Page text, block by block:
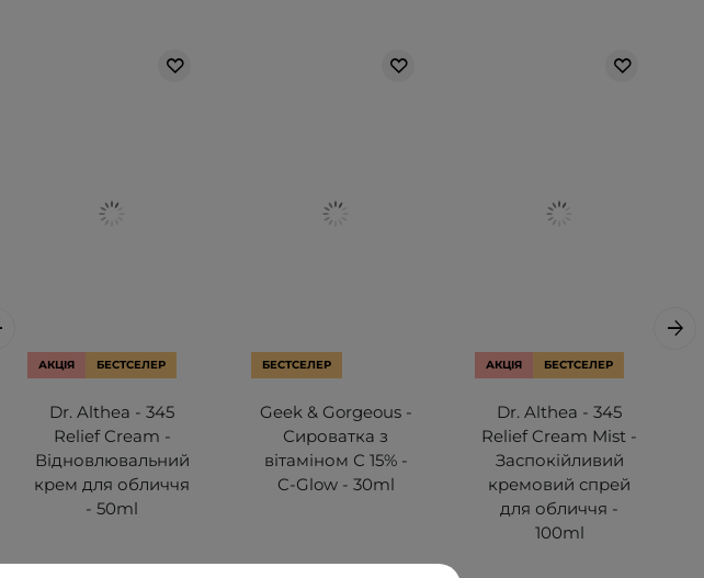
АКЦІЯ БЕСТСЕЛЕР
Dr. Althea - 345
Relief Cream -
Відновлювальний
крем для обличчя
- 50ml
БЕСТСЕЛЕР
Geek & Gorgeous -
Сироватка з
вітаміном С 15% -
C-Glow - 30ml
АКЦІЯ БЕСТСЕЛЕР
Dr. Althea - 345
Relief Cream Mist -
Заспокійливий
кремовий спрей
для обличчя -
100ml